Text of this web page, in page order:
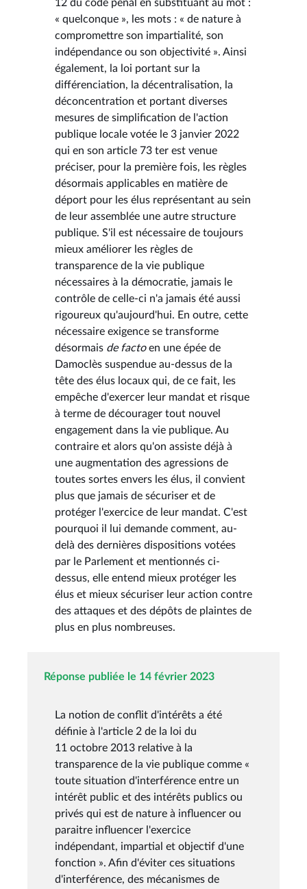
12 du code pénal en substituant au mot :
« quelconque », les mots : « de nature à
compromettre son impartialité, son
indépendance ou son objectivité ». Ainsi
également, la loi portant sur la
différenciation, la décentralisation, la
déconcentration et portant diverses
mesures de simplification de l'action
publique locale votée le 3 janvier 2022
qui en son article 73 ter est venue
préciser, pour la première fois, les règles
désormais applicables en matière de
déport pour les élus représentant au sein
de leur assemblée une autre structure
publique. S'il est nécessaire de toujours
mieux améliorer les règles de
transparence de la vie publique
nécessaires à la démocratie, jamais le
contrôle de celle-ci n'a jamais été aussi
rigoureux qu'aujourd'hui. En outre, cette
nécessaire exigence se transforme
désormais de factoen une épée de
Damoclès suspendue au-dessus de la
tête des élus locaux qui, de ce fait, les
empêche d'exercer leur mandat et risque
à terme de décourager tout nouvel
engagement dans la vie publique. Au
contraire et alors qu'on assiste déjà à
une augmentation des agressions de
toutes sortes envers les élus, il convient
plus que jamais de sécuriser et de
protéger l'exercice de leur mandat. C'est
pourquoi il lui demande comment, au-
delà des dernières dispositions votées
par le Parlement et mentionnés ci-
dessus, elle entend mieux protéger les
élus et mieux sécuriser leur action contre
des attaques et des dépôts de plaintes de
plus en plus nombreuses.
Réponse publiée le 14 février 2023
La notion de conflit d'intérêts a été
définie à l'article 2 de la loi du
11 octobre 2013 relative à la
transparence de la vie publique comme «
toute situation d'interférence entre un
intérêt public et des intérêts publics ou
privés qui est de nature à influencer ou
paraitre influencer l'exercice
indépendant, impartial et objectif d'une
fonction ». Afin d'éviter ces situations
d'interférence, des mécanismes de